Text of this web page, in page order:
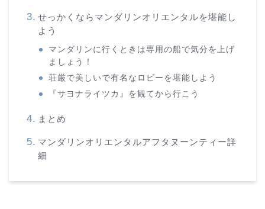
せっかくならマンダリンオリエンタルを堪能し
よう
マンダリンに行くときは専用の船で気分を上げ
ましょう！
荘厳で美しいで有名なロビーを堪能しよう
『サヨナライツカ』を観てから行こう
まとめ
マンダリンオリエンタルアフタヌーンティー詳
細